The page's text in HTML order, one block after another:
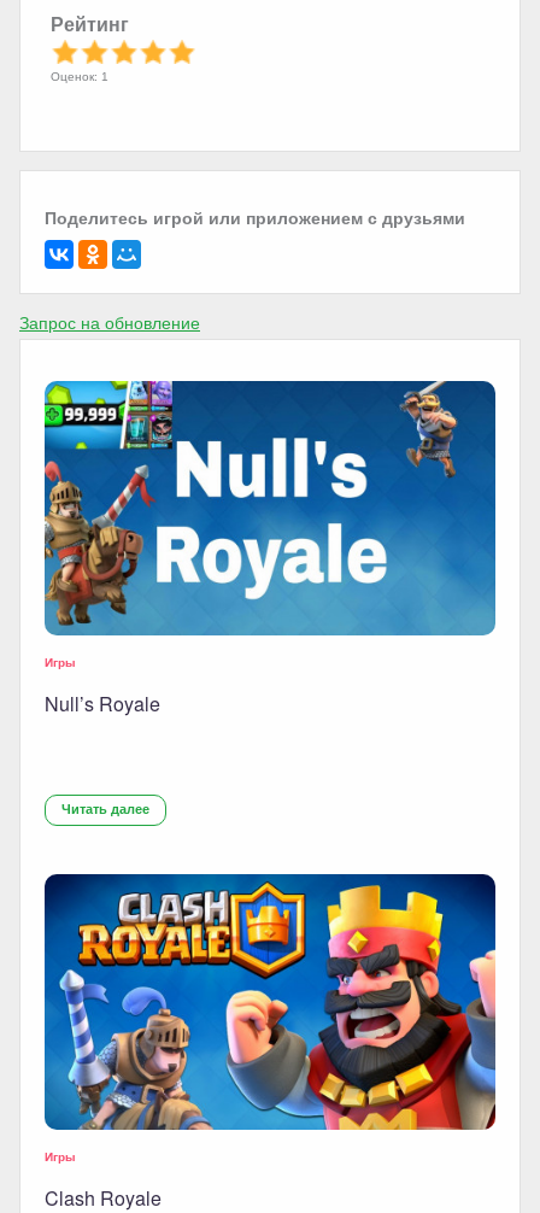
Рейтинг
Оценок: 1
Поделитесь игрой или приложением с друзьями
Запрос на обновление
Игры
Null’s Royale
Читать далее
Игры
Clash Royale